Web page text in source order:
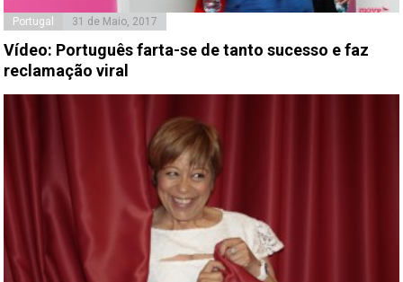
Portugal 31 de Maio, 2017
Vídeo: Português farta-se de tanto sucesso e faz
reclamação viral